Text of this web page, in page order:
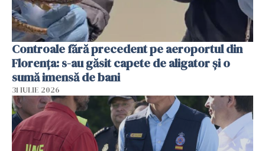
Controale fără precedent pe aeroportul din
Florența: s-au găsit capete de aligator și o
sumă imensă de bani
31 IULIE 2026